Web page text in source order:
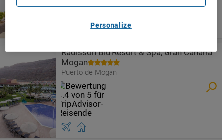
Puerto de Mogán
Radisson Blu Resort & Spa, Gran Canaria
Mogan
Puerto de Mogán
Personalize